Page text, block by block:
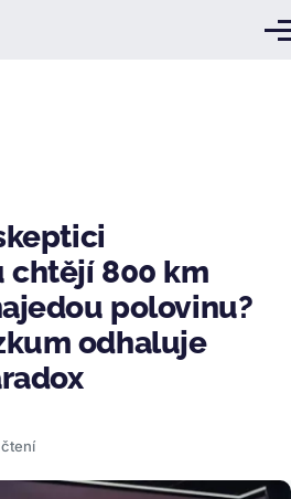
800 km
polovinu?
odhaluje
čtení